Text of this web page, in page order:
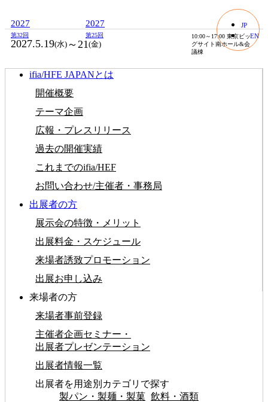
2027
第32回
2027
第25回
2027.5.19(水) ～21 (金)
10:00～17:00 東京ビッ
グサイト南ホール&会
議棟
JP
EN
ifia/HFE JAPANとは
開催概要
テーマ企画
広報・プレスリリース
過去の開催実績
これまでのifia/HEF
お問い合わせ/主催者・事務局
出展者の方
展示会の特徴・メリット
出展料⾦・スケジュール
来場者誘致プロモーション
出展お申し込み
来場者の方
来場者事前登録
主催者企画セミナー・
出展者プレゼンテーション
出展者情報一覧
出展者を用途別カテゴリで探す
製パン・製麺・製菓 飲料・酒類